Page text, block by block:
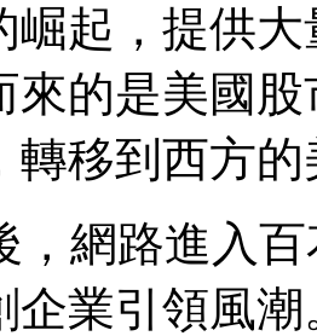
崛起，提供
來的是美國
轉移到西方的
，網路進入
企業引領風